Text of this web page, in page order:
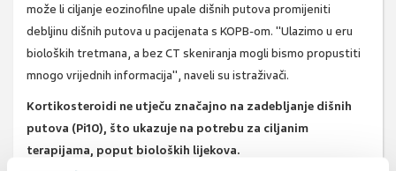
može li ciljanje eozinofilne upale dišnih putova promijeniti
debljinu dišnih putova u pacijenata s KOPB-om. "Ulazimo u eru
bioloških tretmana, a bez CT skeniranja mogli bismo propustiti
mnogo vrijednih informacija", naveli su istraživači.
Kortikosteroidi ne utječu značajno na zadebljanje dišnih
putova (Pi10), što ukazuje na potrebu za ciljanim
terapijama, poput bioloških lijekova.